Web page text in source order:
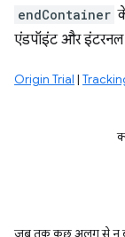
endContainer
एंडपॉइंट और इंटरनल
Origin Trial |
जब तक कुछ अलग से न